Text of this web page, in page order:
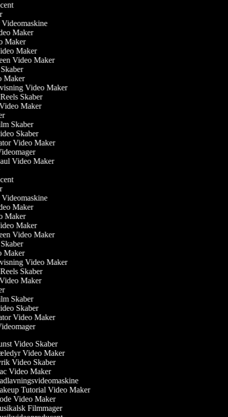
Videomaskine
Maker
Maker
Maker
Video Maker
Maker
Video Maker
Reels Skaber
Maker
Skaber
Skaber
Video Maker
Video Maker
Videomaskine
Maker
Maker
Maker
Video Maker
Maker
Video Maker
Reels Skaber
Maker
Skaber
Skaber
Video Maker
Video Skaber
Video Maker
Video Skaber
Video Maker
Tutorial Video Maker
Video Maker
Filmmager